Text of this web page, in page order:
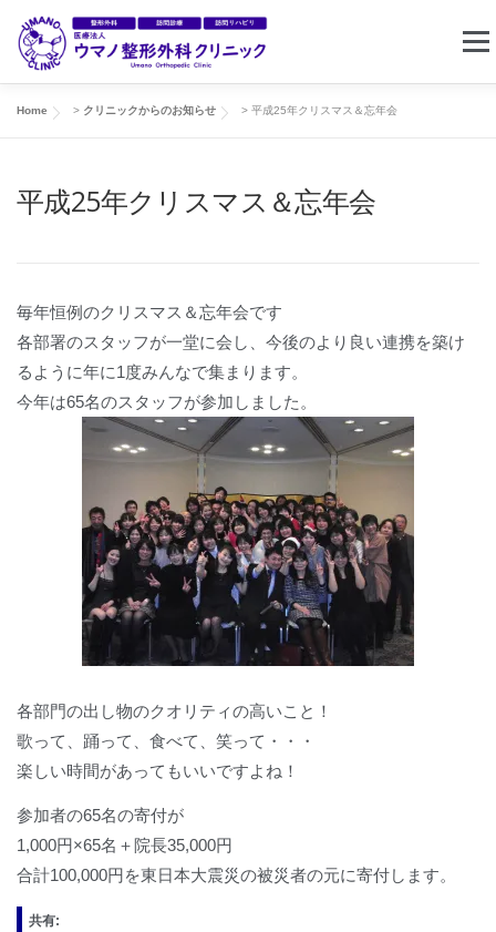
メ
ホーム クリニック案内
訪問リハビリ 求人情報 お問い合わせ
Home > クリニックからのお知らせ > 平成25年クリスマス＆忘年会
平成25年クリスマス＆忘年会
毎年恒例のクリスマス＆忘年会です
各部署のスタッフが一堂に会し、今後のより良い連携を築け
るように年に1度みんなで集まります。
今年は65名のスタッフが参加しました。
各部門の出し物のクオリティの高いこと！
歌って、踊って、食べて、笑って・・・
楽しい時間があってもいいですよね！
参加者の65名の寄付が
1,000円×65名＋院長35,000円
合計100,000円を東日本大震災の被災者の元に寄付します。
共有: